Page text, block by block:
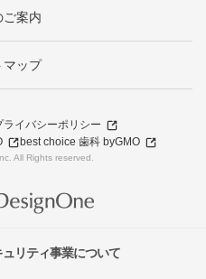
ご案内
マップ
ライバシーポリシー
best choice 歯科 byGMO
All Rights reserved.
リティ事業について